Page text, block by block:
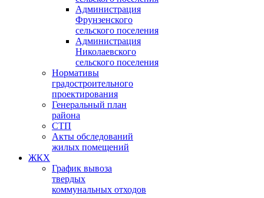
Администрация
Фрунзенского
сельского поселения
Администрация
Николаевского
сельского поселения
Нормативы
градостроительного
проектирования
Генеральный план
района
СТП
Акты обследований
жилых помещений
ЖКХ
График вывоза
твердых
коммунальных отходов